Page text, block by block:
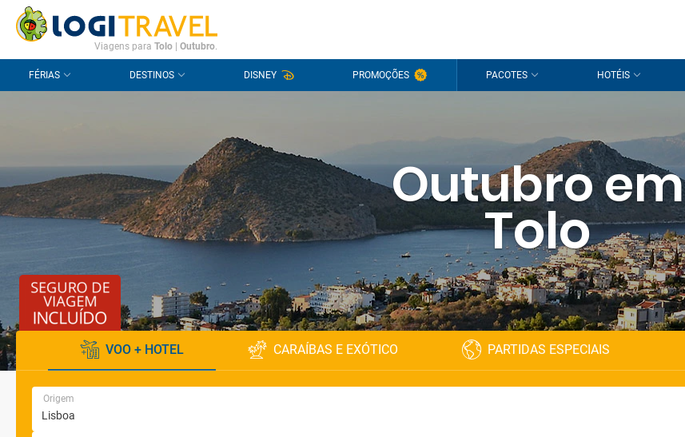
CONTACTO PERGUNTAS FREQUENTES
Viagens para Tolo| Outubro.
FÉRIAS DESTINOS DISNEY PROMOÇÕES PACOTES HOTÉIS
Outubro em
Tolo
VOO + HOTEL CARAÍBAS E EXÓTICO PARTIDAS ESPECIAIS
Origem